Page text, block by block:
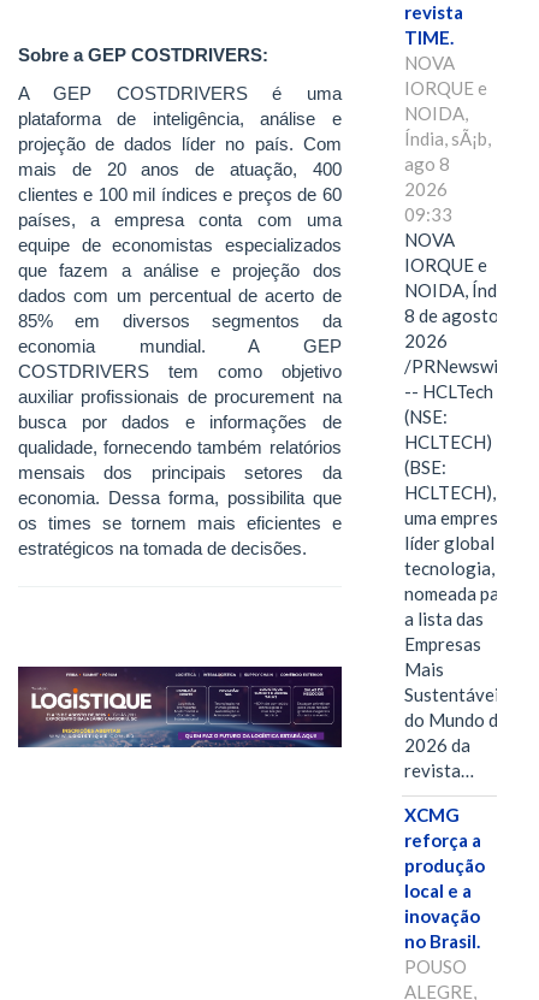
Sobre a GEP COSTDRIVERS:
A GEP COSTDRIVERS é uma
plataforma de inteligência, análise e
projeção de dados líder no país. Com
mais de 20 anos de atuação, 400
clientes e 100 mil índices e preços de 60
países, a empresa conta com uma
equipe de economistas especializados
que fazem a análise e projeção dos
dados com um percentual de acerto de
85% em diversos segmentos da
economia mundial. A GEP
COSTDRIVERS tem como objetivo
auxiliar profissionais de procurement na
busca por dados e informações de
qualidade, fornecendo também relatórios
mensais dos principais setores da
economia. Dessa forma, possibilita que
os times se tornem mais eficientes e
estratégicos na tomada de decisões.
revista
TIME.
NOVA
IORQUE e
NOIDA,
Índia, sÃ¡b,
ago 8
2026
09:33
NOVA
IORQUE e
NOIDA, Índia,
8 de agosto de
2026
/PRNewswire/
-- HCLTech
(NSE:
HCLTECH)
(BSE:
HCLTECH),
uma empresa
líder global em
tecnologia, foi
nomeada para
a lista das
Empresas
Mais
Sustentáveis
do Mundo de
2026 da
revista…
XCMG
reforça a
produção
local e a
inovação
no Brasil.
POUSO
ALEGRE,